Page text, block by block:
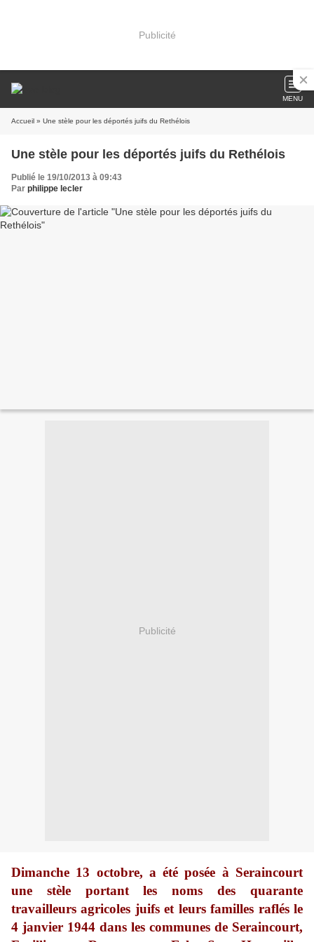
Publicité
MENU
Accueil » Une stèle pour les déportés juifs du Rethélois
Une stèle pour les déportés juifs du Rethélois
Publié le 19/10/2013 à 09:43
Par philippe lecler
Publicité
Dimanche 13 octobre, a été posée à Seraincourt
une stèle portant les noms des quarante
travailleurs agricoles juifs et leurs familles raflés le
4 janvier 1944 dans les communes de Seraincourt,